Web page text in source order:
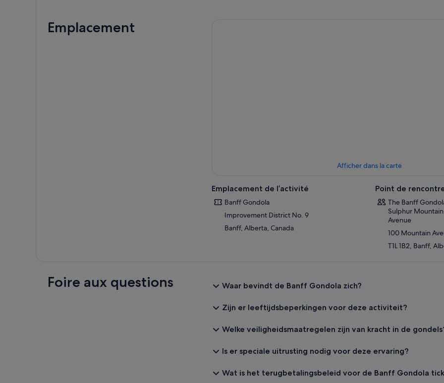
transforme le mont Sulphur en la plus grande fête en plein air de Banff -
billet de gondole.
Emplacement
Afficher dans la carte
Emplacement de l’activité
Banff Gondola
Improvement District No. 9
Banff, Alberta, Canada
Point de
The Banff
Sulphur
Avenue
100 Mountain
T1L 1B2, Banff,
Foire aux questions Waar bevindt de Banff Gondola zich?
Zijn er leeftijdsbeperkingen voor deze activiteit?
Welke veiligheidsmaatregelen zijn van kracht in de
Is er speciale uitrusting nodig voor deze ervaring?
Wat is het terugbetalingsbeleid voor de Banff Gondola